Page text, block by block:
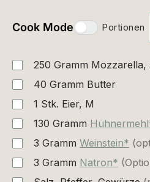
Cook Mode Portionen
250 Gramm Mozzarella,
40 Gramm Butter
1 Stk. Eier, M
130 Gramm
3 Gramm Weinstein*
3 Gramm Natron*